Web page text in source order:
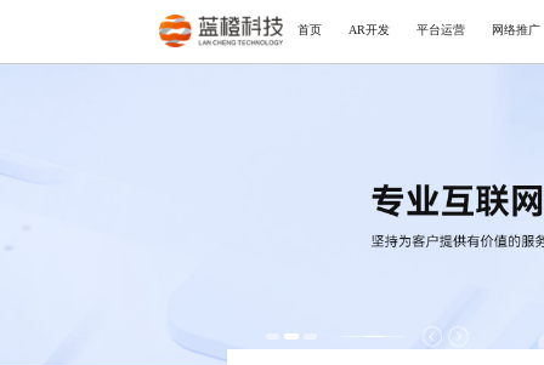
首页 AR开发 平台运营 网络推广